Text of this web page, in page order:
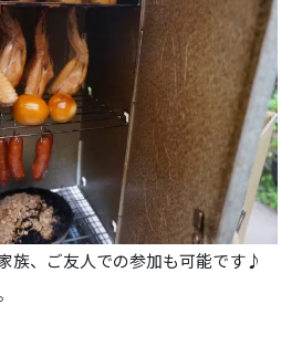
族、ご友人での参加も可能です♪